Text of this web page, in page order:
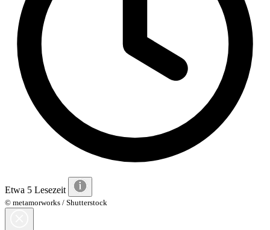
Etwa 5 Lesezeit
© metamorworks / Shutterstock